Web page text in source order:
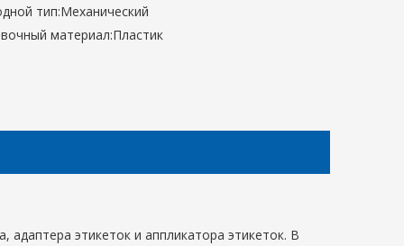
тип:Механический
материал:Пластик
этикеток и аппликатора этикеток. В